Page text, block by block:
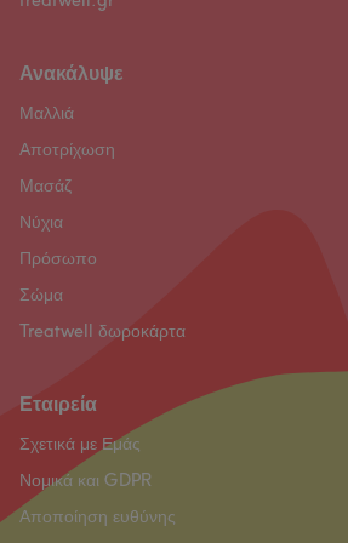
Ανακάλυψε
Μαλλιά
Αποτρίχωση
Μασάζ
Νύχια
Πρόσωπο
Σώμα
Treatwell δωροκάρτα
Εταιρεία
Σχετικά με Εμάς
Νομικά και GDPR
Αποποίηση ευθύνης